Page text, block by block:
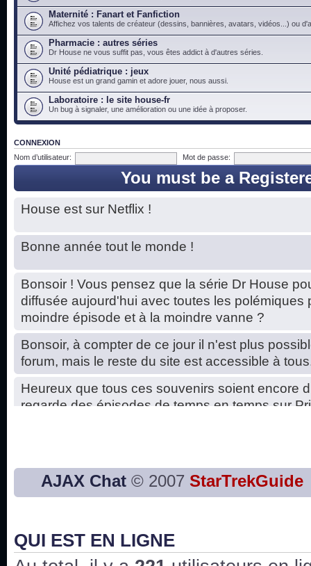
Maternité : Fanart et Fanfiction
Affichez vos talents de créateur (dessins, bannières, avatars, vidéos...) ou
Pharmacie : autres séries
Dr House ne vous suffit pas, vous êtes addict à d'autres séries.
Unité pédiatrique : jeux
House est un grand gamin et adore jouer, nous aussi.
Laboratoire : le site house-fr
Un bug à signaler, une amélioration ou une idée à proposer.
CONNEXION
Nom d’utilisateur:
Mot de passe:
You must be a
House est sur Netflix !
Bonne année tout le monde !
Bonsoir ! Vous pensez que la série Dr House
diffusée aujourd'hui avec toutes les polémiques
moindre épisode et à la moindre vanne ?
Bonsoir, à compter de ce jour il n'est plus
forum, mais le reste du site est accessible à
Heureux que tous ces souvenirs soient encore
regarde des épisodes de temps en temps sur
Bon, 2020, ça n'a pas trop marché. JE vous
issus des saisons 6; 7 et 8 !
AJAX Chat © 2007 StarTrekGuide
QUI EST EN LIGNE